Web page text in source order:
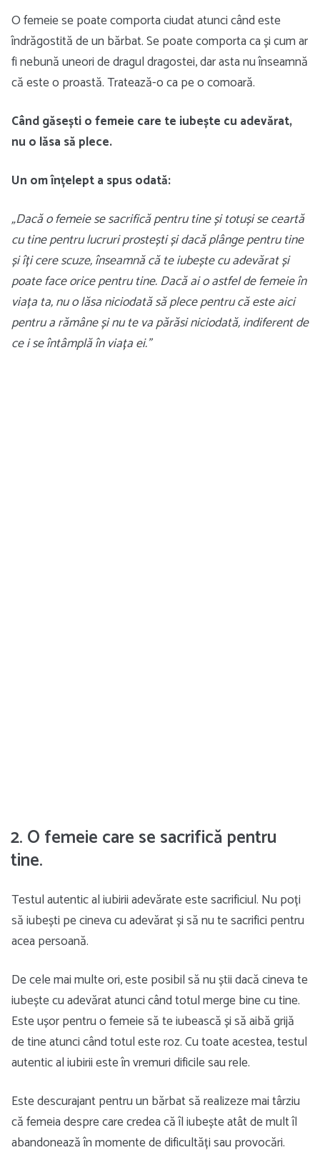
O femeie se poate comporta ciudat atunci când este
îndrăgostită de un bărbat. Se poate comporta ca și cum ar
fi nebună uneori de dragul dragostei, dar asta nu înseamnă
că este o proastă. Tratează-o ca pe o comoară.
Când găsești o femeie care te iubește cu adevărat,
nu o lăsa să plece.
Un om înțelept a spus odată:
„Dacă o femeie se sacrifică pentru tine și totuși se ceartă
cu tine pentru lucruri prostești și dacă plânge pentru tine
și îți cere scuze, înseamnă că te iubește cu adevărat și
poate face orice pentru tine. Dacă ai o astfel de femeie în
viața ta, nu o lăsa niciodată să plece pentru că este aici
pentru a rămâne și nu te va părăsi niciodată, indiferent de
ce i se întâmplă în viața ei.”
2. O femeie care se sacrifică pentru
tine.
Testul autentic al iubirii adevărate este sacrificiul. Nu poți
să iubești pe cineva cu adevărat și să nu te sacrifici pentru
acea persoană.
De cele mai multe ori, este posibil să nu știi dacă cineva te
iubește cu adevărat atunci când totul merge bine cu tine.
Este ușor pentru o femeie să te iubească și să aibă grijă
de tine atunci când totul este roz. Cu toate acestea, testul
autentic al iubirii este în vremuri dificile sau rele.
Este descurajant pentru un bărbat să realizeze mai târziu
că femeia despre care credea că îl iubește atât de mult îl
abandonează în momente de dificultăți sau provocări.